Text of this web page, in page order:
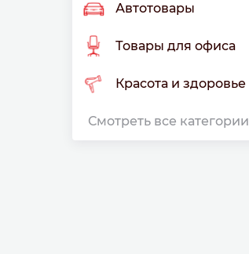
Автотовары
Товары для офиса
Красота и здоровье
Смотреть все категории